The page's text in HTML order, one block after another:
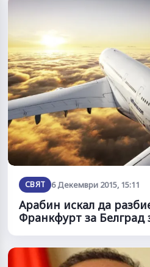
СВЯТ 6 Декември 2015, 15:11
Арабин искал да
Франкфурт за Белград